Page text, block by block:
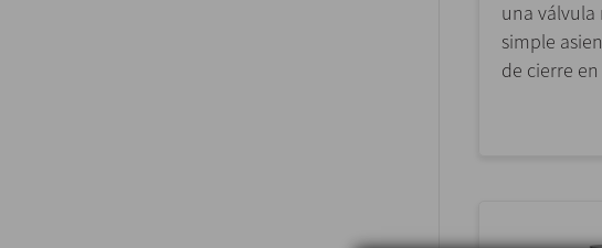
una
simple
de cierre